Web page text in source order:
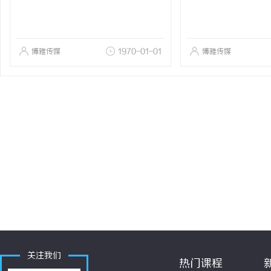
博雅传媒 1970-01-01 博雅传媒
关注我们
热门课程